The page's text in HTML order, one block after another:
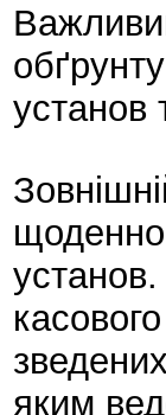
установ
установ.
яким